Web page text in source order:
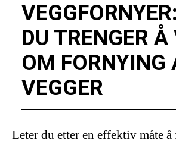
DU TRENGER Å
OM FORNYING
VEGGER
Leter du etter en effektiv måte